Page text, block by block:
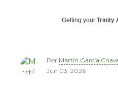
Getting your Trinity
Por Martín García
Jun 03, 2026